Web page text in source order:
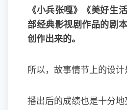
《小兵张嘎》《美好生
部经典影视剧作品的剧
创作出来的。
所以，故事情节上的设计
播出后的成绩也是十分